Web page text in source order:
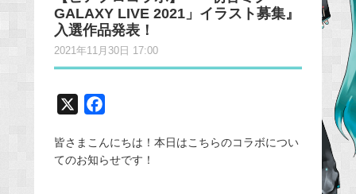
GALAXY LIVE 2021」イラスト募集』
入選作品発表！
2021年11月30日 17:00
c
e
皆さまこんにちは！本日はこちらのコラボについ
てのお知らせです！